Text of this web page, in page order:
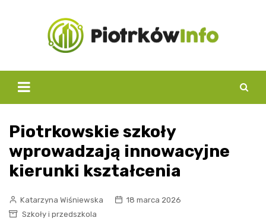
Piotrkowskie szkoły
wprowadzają innowacyjne
kierunki kształcenia
Katarzyna Wiśniewska
18 marca 2026
Szkoły i przedszkola